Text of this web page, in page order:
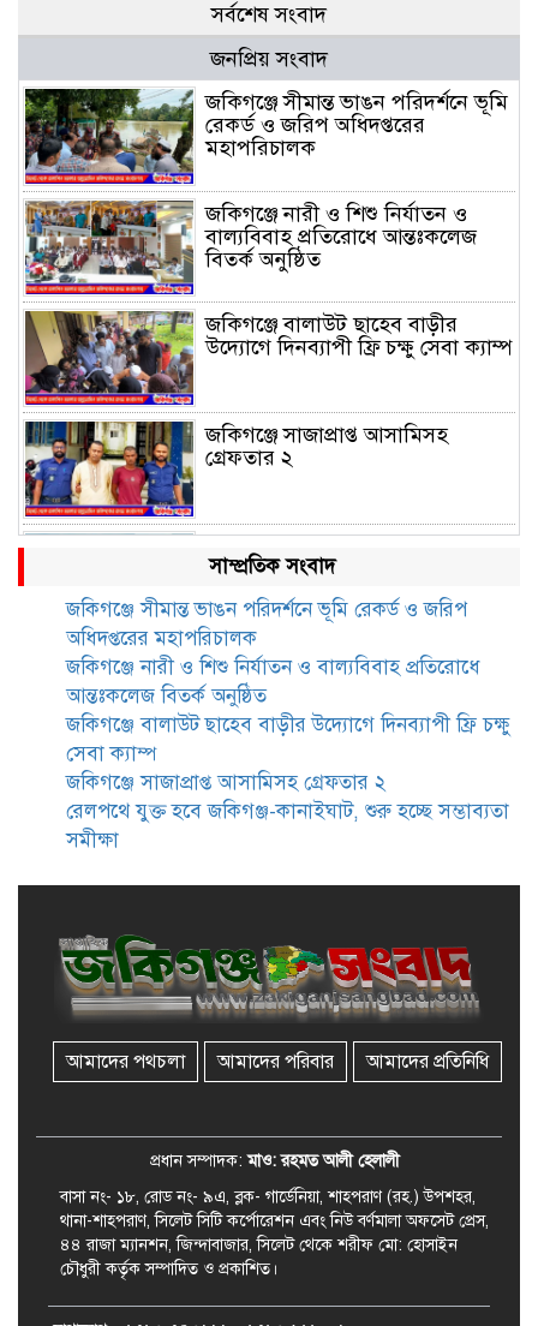
সর্বশেষ সংবাদ
জনপ্রিয় সংবাদ
জকিগঞ্জে সীমান্ত ভাঙন পরিদর্শনে ভূমি
রেকর্ড ও জরিপ অধিদপ্তরের
মহাপরিচালক
জকিগঞ্জে নারী ও শিশু নির্যাতন ও
বাল্যবিবাহ প্রতিরোধে আন্তঃকলেজ
বিতর্ক অনুষ্ঠিত
জকিগঞ্জে বালাউট ছাহেব বাড়ীর
উদ্যোগে দিনব্যাপী ফ্রি চক্ষু সেবা ক্যাম্প
জকিগঞ্জে সাজাপ্রাপ্ত আসামিসহ
গ্রেফতার ২
রেলপথে যুক্ত হবে জকিগঞ্জ-কানাইঘাট,
শুরু হচ্ছে সম্ভাব্যতা সমীক্ষা
সাবেক এমপি হাফিজ আহমদ
মজুমদার কি আত্মগোপনে? ভাইরাল
ছবি ঘিরে আলোচনা!
ভাতা পেতে টাকা লাগে না, জকিগঞ্জে
সমাজসেবা কর্মকর্তার গুরুত্বপূর্ণ বার্তা
জকিগঞ্জে সরকারি পাঁচ ভাতার আবেদন
জকিগঞ্জে সুরমা নদীর বালুমহালে
মোবাইল কোর্ট পরিচালনা করলেন
ইউএনও: সরেজমিনে অভিযোগের
সত্যতা মেলেনি
একজন গ্রেপ্তার
সাম্প্রতিক সংবাদ
জকিগঞ্জে সীমান্ত ভাঙন পরিদর্শনে ভূমি রেকর্ড ও জরিপ
অধিদপ্তরের মহাপরিচালক
জকিগঞ্জে নারী ও শিশু নির্যাতন ও বাল্যবিবাহ প্রতিরোধে
আন্তঃকলেজ বিতর্ক অনুষ্ঠিত
জকিগঞ্জে বালাউট ছাহেব বাড়ীর উদ্যোগে দিনব্যাপী ফ্রি চক্ষু
সেবা ক্যাম্প
জকিগঞ্জে সাজাপ্রাপ্ত আসামিসহ গ্রেফতার ২
রেলপথে যুক্ত হবে জকিগঞ্জ-কানাইঘাট, শুরু হচ্ছে সম্ভাব্যতা
সমীক্ষা
আমাদের পথচলা আমাদের পরিবার আমাদের প্রতিনিধি
প্রধান সম্পাদক:মাও: রহমত আলী হেলালী
বাসা নং- ১৮, রোড নং- ৯এ, ব্লক- গার্ডেনিয়া, শাহপরাণ (রহ.) উপশহর,
থানা-শাহপরাণ, সিলেট সিটি কর্পোরেশন এবং নিউ বর্ণমালা অফসেট প্রেস,
৪৪ রাজা ম্যানশন, জিন্দাবাজার, সিলেট থেকে শরীফ মো: হোসাইন
চৌধুরী কর্তৃক সম্পাদিত ও প্রকাশিত।